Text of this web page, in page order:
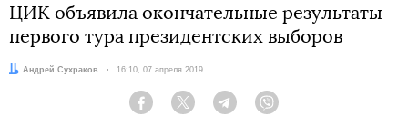
ЦИК объявила окончательные результаты
первого тура президентских выборов
Автор:
Андрей Сухраков Дата:
16:10, 07 апреля 2019
Facebook Twitter Telegram